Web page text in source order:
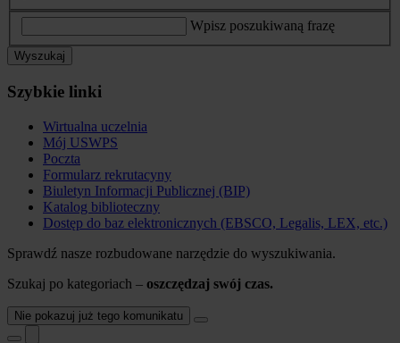
Wpisz poszukiwaną frazę
Wyszukaj
Szybkie linki
Wirtualna uczelnia
Mój USWPS
Poczta
Formularz rekrutacyny
Biuletyn Informacji Publicznej (BIP)
Katalog biblioteczny
Dostęp do baz elektronicznych (EBSCO, Legalis, LEX, etc.)
Sprawdź nasze rozbudowane narzędzie do wyszukiwania.
Szukaj po kategoriach – oszczędzaj swój czas.
Nie pokazuj już tego komunikatu